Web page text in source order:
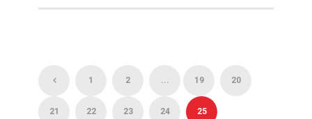
1 2 ... 19 20
21 22 23 24 25